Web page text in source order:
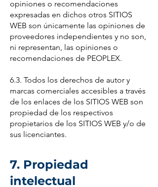
opiniones o recomendaciones
expresadas en dichos otros SITIOS
WEB son únicamente las opiniones de
proveedores independientes y no son,
ni representan, las opiniones o
recomendaciones de PEOPLEX.
6.3. Todos los derechos de autor y
marcas comerciales accesibles a través
de los enlaces de los SITIOS WEB son
propiedad de los respectivos
propietarios de los SITIOS WEB y/o de
sus licenciantes.
7. Propiedad
intelectual